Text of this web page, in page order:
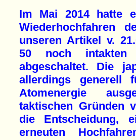
Im Mai 2014 hatte
Wiederhochfahren
unseren Artikel v.
50 noch intakten
abgeschaltet. Die
allerdings generell
Atomenergie
taktischen Gründen
die Entscheidung,
erneuten